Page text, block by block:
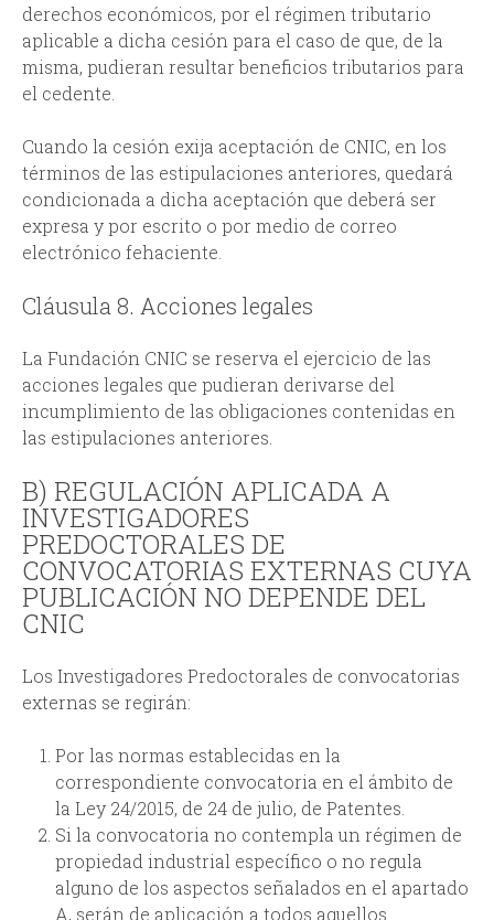
derechos económicos, por el régimen tributario
aplicable a dicha cesión para el caso de que, de la
misma, pudieran resultar beneficios tributarios para
el cedente.
Cuando la cesión exija aceptación de CNIC, en los
términos de las estipulaciones anteriores, quedará
condicionada a dicha aceptación que deberá ser
expresa y por escrito o por medio de correo
electrónico fehaciente.
Cláusula 8. Acciones legales
La Fundación CNIC se reserva el ejercicio de las
acciones legales que pudieran derivarse del
incumplimiento de las obligaciones contenidas en
las estipulaciones anteriores.
B) REGULACIÓN APLICADA A
INVESTIGADORES
PREDOCTORALES DE
CONVOCATORIAS EXTERNAS CUYA
PUBLICACIÓN NO DEPENDE DEL
CNIC
Los Investigadores Predoctorales de convocatorias
externas se regirán:
Por las normas establecidas en la
correspondiente convocatoria en el ámbito de
la Ley 24/2015, de 24 de julio, de Patentes.
Si la convocatoria no contempla un régimen de
propiedad industrial específico o no regula
alguno de los aspectos señalados en el apartado
A, serán de aplicación a todos aquellos